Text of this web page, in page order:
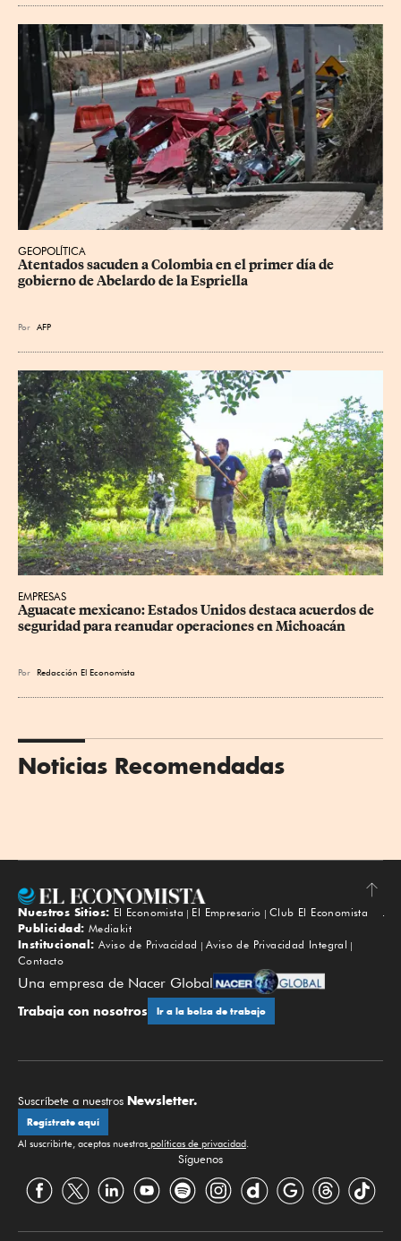
GEOPOLÍTICA
Atentados sacuden a Colombia en el primer día de
gobierno de Abelardo de la Espriella
Por AFP
EMPRESAS
Aguacate mexicano: Estados Unidos destaca acuerdos de
seguridad para reanudar operaciones en Michoacán
Por Redacción El Economista
Noticias Recomendadas
Subir
Nuestros Sitios: El Economista El Empresario
Club El Economista
Publicidad: Mediakit
Institucional: Aviso de Privacidad
Aviso de Privacidad Integral
Contacto
Una empresa de Nacer Global
Trabaja con nosotros Ir a la bolsa de trabajo
Suscríbete a nuestros Newsletter.
Regístrate aquí
Al suscribirte, aceptas nuestras políticas de privacidad
Síguenos